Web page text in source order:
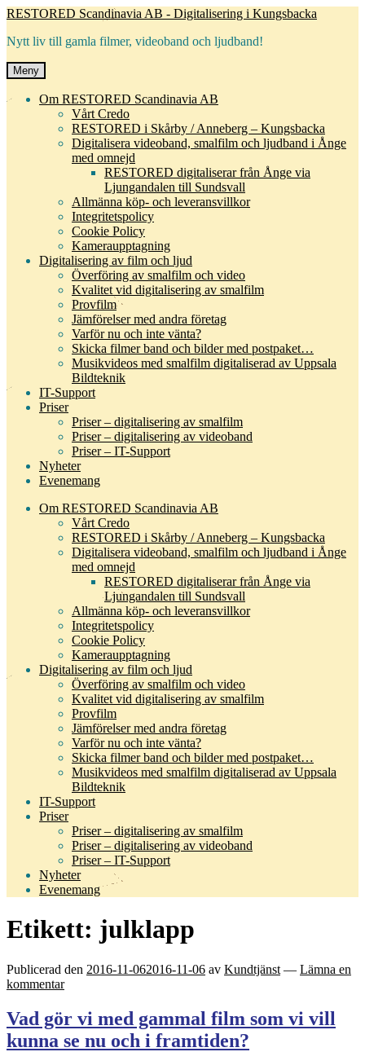
Hoppa
navigering
Hoppa
innehåll
RESTORED Scandinavia AB - Digitalisering i Kungsbacka
Nytt liv till gamla filmer, videoband och ljudband!
Meny
Om RESTORED Scandinavia AB
Vårt Credo
RESTORED i Skårby / Anneberg – Kungsbacka
Digitalisera videoband, smalfilm och ljudband i Ånge
med omnejd
RESTORED digitaliserar från Ånge via
Ljungandalen till Sundsvall
Allmänna köp- och leveransvillkor
Integritetspolicy
Cookie Policy
Kameraupptagning
Digitalisering av film och ljud
Överföring av smalfilm och video
Kvalitet vid digitalisering av smalfilm
Provfilm
Jämförelser med andra företag
Varför nu och inte vänta?
Skicka filmer band och bilder med postpaket…
Musikvideos med smalfilm digitaliserad av Uppsala
Bildteknik
IT-Support
Priser
Priser – digitalisering av smalfilm
Priser – digitalisering av videoband
Priser – IT-Support
Nyheter
Evenemang
Om RESTORED Scandinavia AB
Vårt Credo
RESTORED i Skårby / Anneberg – Kungsbacka
Digitalisera videoband, smalfilm och ljudband i Ånge
med omnejd
RESTORED digitaliserar från Ånge via
Ljungandalen till Sundsvall
Allmänna köp- och leveransvillkor
Integritetspolicy
Cookie Policy
Kameraupptagning
Digitalisering av film och ljud
Överföring av smalfilm och video
Kvalitet vid digitalisering av smalfilm
Provfilm
Jämförelser med andra företag
Varför nu och inte vänta?
Skicka filmer band och bilder med postpaket…
Musikvideos med smalfilm digitaliserad av Uppsala
Bildteknik
IT-Support
Priser
Priser – digitalisering av smalfilm
Priser – digitalisering av videoband
Priser – IT-Support
Nyheter
Evenemang
Etikett: julklapp
Publicerad den 2016-11-062016-11-06 av Kundtjänst — Lämna en
kommentar
Vad gör vi med gammal film som vi vill
kunna se nu och i framtiden?